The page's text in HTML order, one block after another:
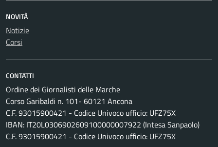
NOVITÀ
Notizie
Corsi
CONTATTI
Ordine dei Giornalisti delle Marche
Corso Garibaldi n. 101- 60121 Ancona
C.F. 93015900421 - Codice Univoco ufficio: UFZ75X
IBAN: IT20L0306902609100000007922 (Intesa Sanpaolo)
C.F. 93015900421 - Codice Univoco ufficio: UFZ75X